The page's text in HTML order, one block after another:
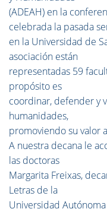
(ADEAH) en la
celebrada la pasada
en la Universidad de
asociación están
representadas 59
propósito es
coordinar, defender y
humanidades,
promoviendo su valor
A nuestra decana le
las doctoras
Margarita Freixas,
Letras de la
Universidad